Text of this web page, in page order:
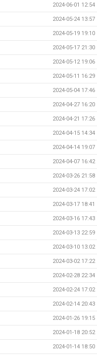
2024-06-01 12:54
2024-05-24 13:57
2024-05-19 19:10
2024-05-17 21:30
2024-05-12 19:06
2024-05-11 16:29
2024-05-04 17:46
2024-04-27 16:20
2024-04-21 17:26
2024-04-15 14:34
2024-04-14 19:07
2024-04-07 16:42
2024-03-26 21:58
2024-03-24 17:02
2024-03-17 18:41
2024-03-16 17:43
2024-03-13 22:59
2024-03-10 13:02
2024-03-02 17:22
2024-02-28 22:34
2024-02-24 17:02
2024-02-14 20:43
2024-01-26 19:15
2024-01-18 20:52
2024-01-14 18:50